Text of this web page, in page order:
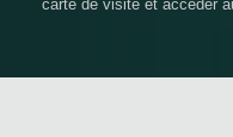
carte de visite et accéder